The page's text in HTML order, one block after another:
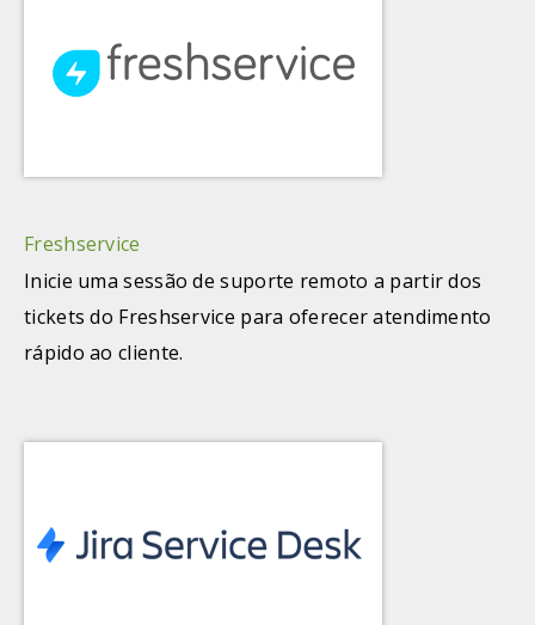
Freshservice
Inicie uma sessão de suporte remoto a partir dos
tickets do Freshservice para oferecer atendimento
rápido ao cliente.